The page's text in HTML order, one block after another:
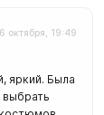
октября, 19:49
яркий. Была